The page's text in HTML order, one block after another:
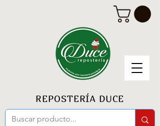
REPOSTERÍA DUCE